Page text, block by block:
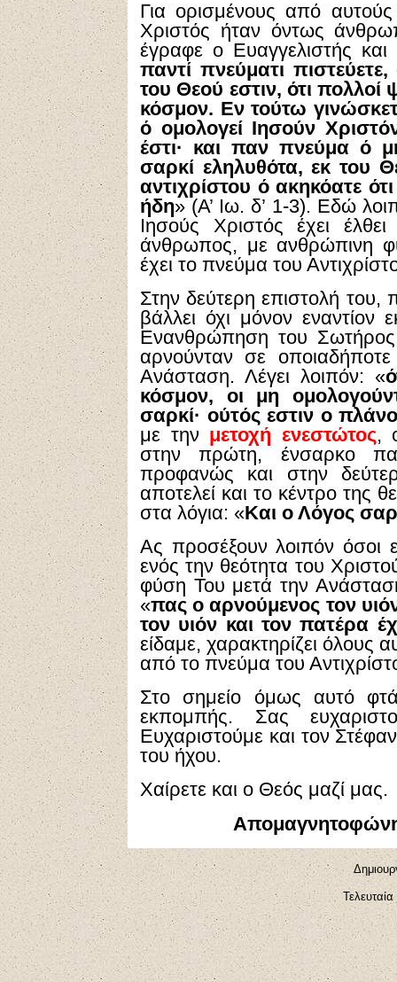
Για ορισμένους από
Χριστός ήταν όντως
έγραφε ο Ευαγγελιστής
παντί πνεύματι
του Θεού εστιν, ότι πολλοί
κόσμον. Εν τούτω
ό ομολογεί Ιησούν
έστι· και παν πνεύμα ό
σαρκί εληλυθότα, εκ του
αντιχρίστου ό ακηκόατε
ήδη» (Α’ Ιω. δ’ 1-3). Εδώ
Ιησούς Χριστός έχει
άνθρωπος, με ανθρώπινη
έχει το πνεύμα του
Στην δεύτερη επιστολή του,
βάλλει όχι μόνον
Ενανθρώπηση του
αρνούνταν σε
Ανάσταση. Λέγει λοιπόν: «
κόσμον, οι μη
σαρκί· ούτός εστιν ο
με την μετοχή ενεστώτος,
στην πρώτη, ένσαρκο
προφανώς και στην
αποτελεί και το κέντρο της
στα λόγια: «Και ο Λόγος
Ας προσέξουν λοιπόν όσοι
ενός την θεότητα του
φύση Του μετά την
«πας ο αρνούμενος τον
τον υιόν και τον πατέρα
είδαμε, χαρακτηρίζει όλους
από το πνεύμα του
Στο σημείο όμως αυτό
εκπομπής. Σας
Ευχαριστούμε και τον
του ήχου.
Χαίρετε και ο Θεός μαζί μας.